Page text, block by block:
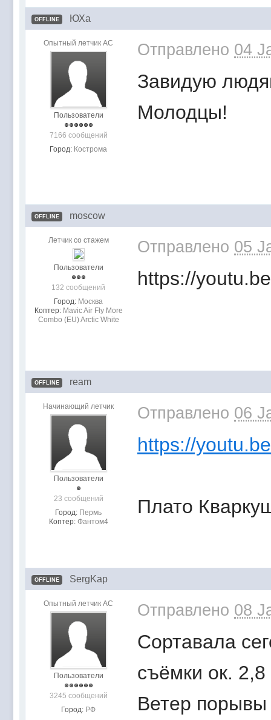
OFFLINE ЮХа
Опытный летчик АС
Пользователи
7166 сообщений
Город: Кострома
Отправлено 04
Завидую
Молодцы!
OFFLINE moscow
Летчик со стажем
Пользователи
132 сообщений
Город: Москва
Коптер: Mavic Air Fly More
Combo (EU) Arctic White
Отправлено 05
https://
OFFLINE ream
Начинающий летчик
Пользователи
23 сообщений
Город: Пермь
Коптер: Фантом4
Отправлено 06
https://
Плато
OFFLINE SergKap
Опытный летчик АС
Пользователи
3245 сообщений
Город: РФ
Отправлено 08
Сортавала
съёмки ок.
Ветер порывы